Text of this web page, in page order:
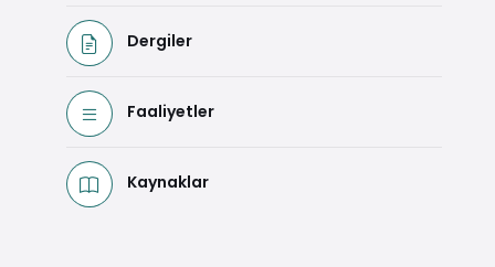
Dergiler
Faaliyetler
Kaynaklar